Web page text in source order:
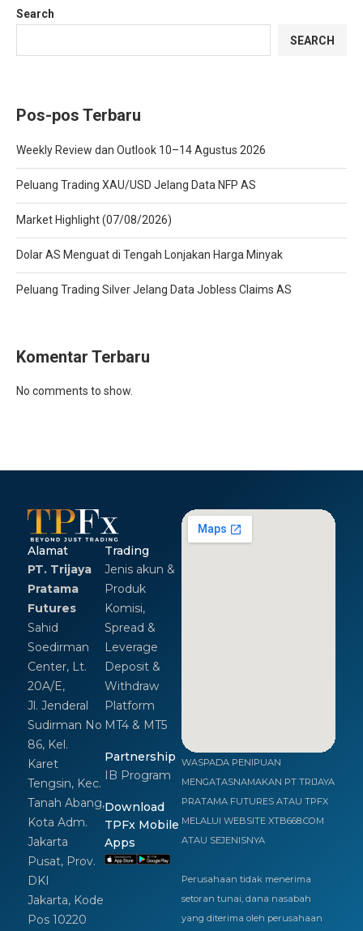
Search
SEARCH
Pos-pos Terbaru
Weekly Review dan Outlook 10–14 Agustus 2026
Peluang Trading XAU/USD Jelang Data NFP AS
Market Highlight (07/08/2026)
Dolar AS Menguat di Tengah Lonjakan Harga Minyak
Peluang Trading Silver Jelang Data Jobless Claims AS
Komentar Terbaru
No comments to show.
Alamat
PT. Trijaya
Pratama
Futures
Sahid
Soedirman
Center, Lt.
20A/E,
Jl. Jenderal
Sudirman No
86, Kel.
Karet
Tengsin, Kec.
Tanah Abang,
Kota Adm.
Jakarta
Pusat, Prov.
DKI
Jakarta, Kode
Pos 10220
Trading
Jenis akun &
Produk
Komisi,
Spread &
Leverage
Deposit &
Withdraw
Platform
MT4 & MT5
Partnership
IB Program
Download
TPFx Mobile
Apps
WASPADA PENIPUAN
MENGATASNAMAKAN PT TRIJAYA
PRATAMA FUTURES ATAU TPFX
MELALUI WEBSITE XTB668.COM
ATAU SEJENISNYA
Perusahaan tidak menerima
setoran tunai, dana nasabah
yang diterima oleh perusahaan